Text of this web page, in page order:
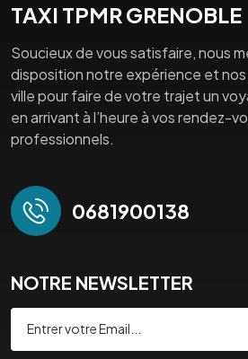
TAXI TPMR GRENOBLE
Soucieux de vous satisfaire, nous
disposition notre expérience et nos
ville pour faire de votre trajet un
en arrivant à l’heure à vos rendez-
professionnels.
0681900138
NOTRE NEWSLETTER